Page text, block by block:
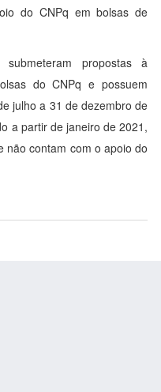
do CNPq em bolsas de
propostas à
do CNPq e possuem
julho a 31 de dezembro de
a partir de janeiro de 2021,
não contam com o apoio do